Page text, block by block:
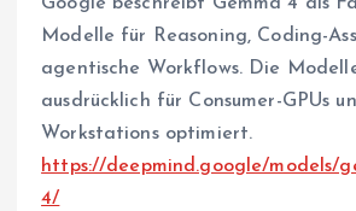
Google beschreibt Gemma 4 als
Modelle für Reasoning, Coding-
agentische Workflows. Die
ausdrücklich für Consumer-GPUs
Workstations optimiert.
https://deepmind.google/models/
4/